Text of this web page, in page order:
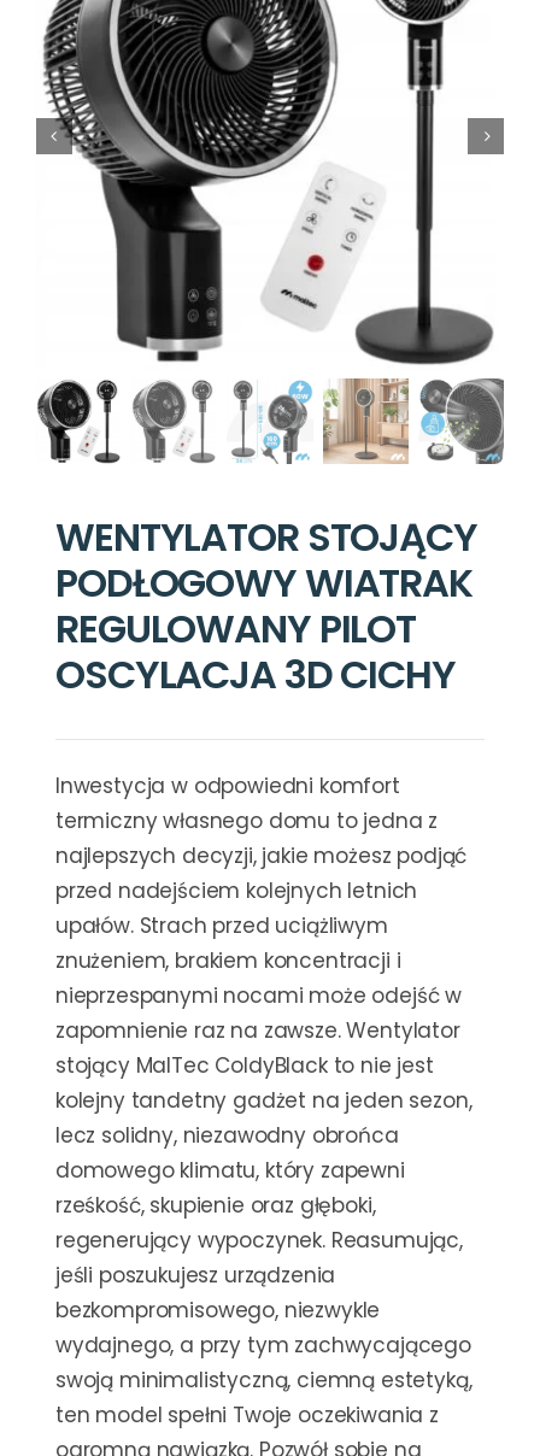
WENTYLATOR STOJĄCY
PODŁOGOWY WIATRAK
REGULOWANY PILOT
OSCYLACJA 3D CICHY
Inwestycja w odpowiedni komfort
termiczny własnego domu to jedna z
najlepszych decyzji, jakie możesz podjąć
przed nadejściem kolejnych letnich
upałów. Strach przed uciążliwym
znużeniem, brakiem koncentracji i
nieprzespanymi nocami może odejść w
zapomnienie raz na zawsze. Wentylator
stojący MalTec ColdyBlack to nie jest
kolejny tandetny gadżet na jeden sezon,
lecz solidny, niezawodny obrońca
domowego klimatu, który zapewni
rześkość, skupienie oraz głęboki,
regenerujący wypoczynek. Reasumując,
jeśli poszukujesz urządzenia
bezkompromisowego, niezwykle
wydajnego, a przy tym zachwycającego
swoją minimalistyczną, ciemną estetyką,
ten model spełni Twoje oczekiwania z